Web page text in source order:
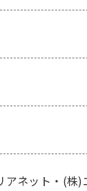
ネット・(株)